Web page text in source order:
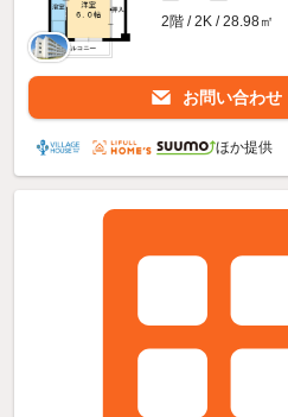
2階 / 2K / 28.98㎡
お問い合わせ
ほか提供